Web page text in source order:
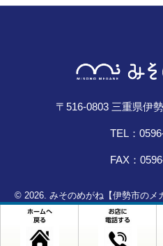
〒516-0803 三重県伊
TEL：
FAX：
© 2026. みそのめがね【伊勢市のメ